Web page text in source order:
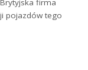
firma
pojazdów tego